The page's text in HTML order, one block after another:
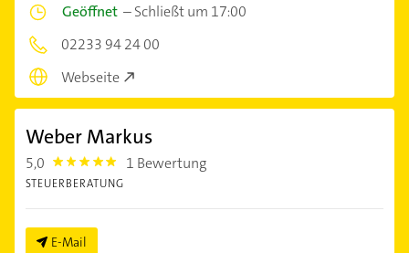
Geöffnet –Schließt um 17:00
02233 94 24 00
Webseite
Weber Markus
5,0 5.0 1 Bewertung
STEUERBERATUNG
E-Mail